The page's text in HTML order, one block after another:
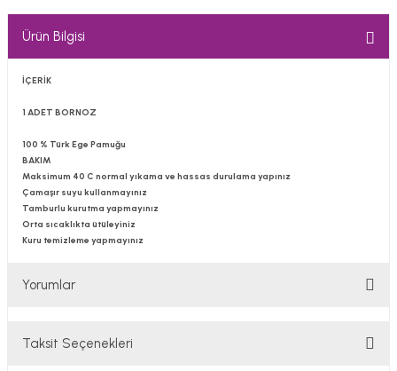
Ürün Bilgisi
İÇERİK
1 ADET BORNOZ
100 % Türk Ege Pamuğu
BAKIM
Maksimum 40 C normal yıkama ve hassas durulama yapınız
Çamaşır suyu kullanmayınız
Tamburlu kurutma yapmayınız
Orta sıcaklıkta ütüleyiniz
Kuru temizleme yapmayınız
Yorumlar
Taksit Seçenekleri